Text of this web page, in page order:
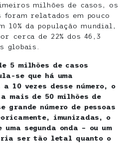
milhões de casos, os
relatados em pouco
10% da população mundial,
cerca de 22% dos 46,3
globais.
5 milhões de casos
se que há uma
10 vezes desse número, o
mais de 50 milhões de
grande número de pessoas
imunizadas, o
segunda onda – ou um
ser tão letal quanto o